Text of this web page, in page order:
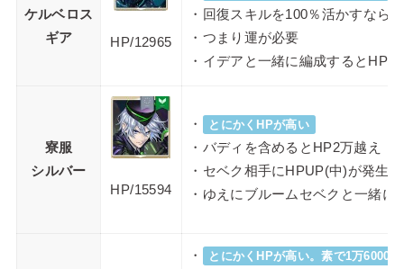
ケルベロス
ギア
HP/12965
・回復スキルを100％活かすなら
・つまり運が必要
・イデアと一緒に編成すると
寮服
シルバー
HP/15594
・ とにかくHPが高い
・バディを含めるとHP2万越え
・セベク相手にHPUP(中)が発生
・ゆえにブルームセベクと一緒に
・ とにかくHPが高い。素で1万6000